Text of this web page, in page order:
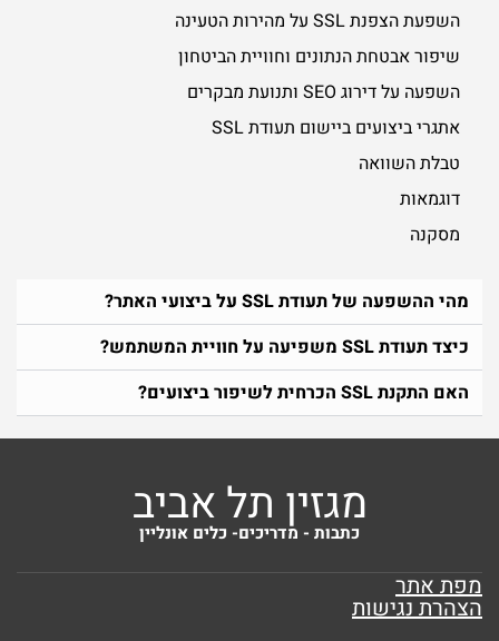
השפעת הצפנת SSL על מהירות הטעינה
שיפור אבטחת הנתונים וחוויית הביטחון
השפעה על דירוג SEO ותנועת מבקרים
אתגרי ביצועים ביישום תעודת SSL
טבלת השוואה
דוגמאות
מסקנה
מהי ההשפעה של תעודת SSL על ביצועי האתר?
כיצד תעודת SSL משפיעה על חוויית המשתמש?
האם התקנת SSL הכרחית לשיפור ביצועים?
מגזין תל אביב
כתבות - מדריכים- כלים אונליין
מפת אתר
הצהרת נגישות